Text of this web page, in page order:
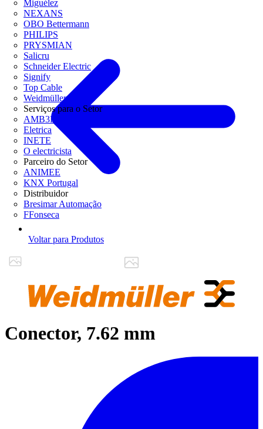
Miguélez
NEXANS
OBO Bettermann
PHILIPS
PRYSMIAN
Salicru
Schneider Electric
Signify
Top Cable
Weidmüller
Serviços para o Setor
AMB3E
Eletrica
INETE
O electricista
Parceiro do Setor
ANIMEE
KNX Portugal
Distribuidor
Bresimar Automação
FFonseca
Voltar para Produtos
Conector, 7.62 mm